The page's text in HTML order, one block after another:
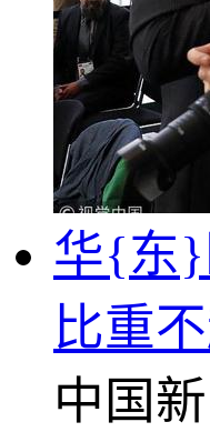
华{东}
比重
中国